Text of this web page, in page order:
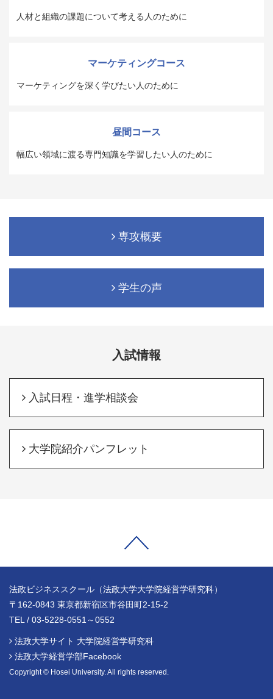
人材と組織の課題について考える人のために
マーケティングコース
マーケティングを深く学びたい人のために
昼間コース
幅広い領域に渡る専門知識を学習したい人のために
専攻概要
学生の声
入試情報
入試日程・進学相談会
大学院紹介パンフレット
法政ビジネススクール（法政大学大学院経営学研究科）
〒162-0843 東京都新宿区市谷田町2-15-2
TEL / 03-5228-0551～0552
法政大学サイト 大学院経営学研究科
法政大学経営学部Facebook
Copyright © Hosei University. All rights reserved.